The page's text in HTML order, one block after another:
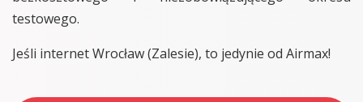
testowego.
Jeśli internet Wrocław (Zalesie), to jedynie od Airmax!